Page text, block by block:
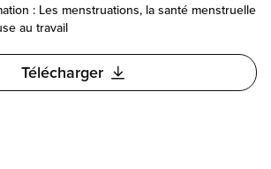
: Les menstruations, la santé menstruelle
au travail
Télécharger